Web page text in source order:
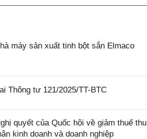
máy sản xuất tinh bột sắn Elmaco
Thông tư 121/2025/TT-BTC
quyết của Quốc hội về giảm thuế thu
kinh doanh và doanh nghiệp